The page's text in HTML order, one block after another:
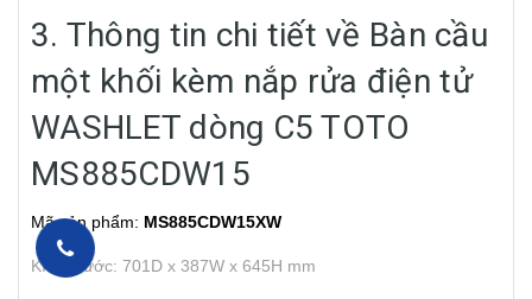
3. Thông tin chi tiết về Bàn cầu
một khối kèm nắp rửa điện tử
WASHLET dòng C5 TOTO
MS885CDW15
Mã sản phẩm: MS885CDW15XW
Kích thước: 701D x 387W x 645H mm